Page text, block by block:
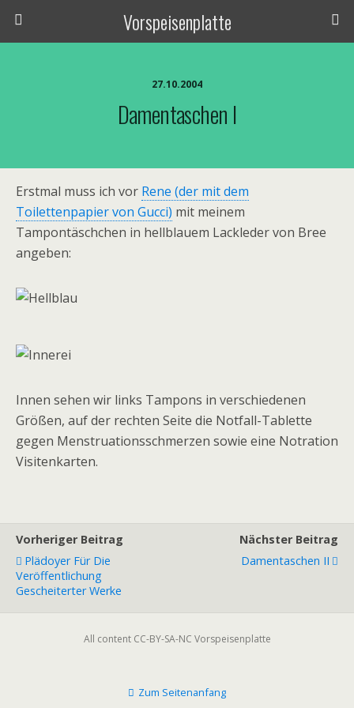
Vorspeisenplatte
27.10.2004
Damentaschen I
Erstmal muss ich vor Rene (der mit dem
Toilettenpapier von Gucci) mit meinem
Tampontäschchen in hellblauem Lackleder von Bree
angeben:
Innen sehen wir links Tampons in verschiedenen
Größen, auf der rechten Seite die Notfall-Tablette
gegen Menstruationsschmerzen sowie eine Notration
Visitenkarten.
Vorheriger Beitrag
Plädoyer Für Die
Veröffentlichung
Gescheiterter Werke
Nächster Beitrag
Damentaschen II
All content CC-BY-SA-NC Vorspeisenplatte
Zum Seitenanfang